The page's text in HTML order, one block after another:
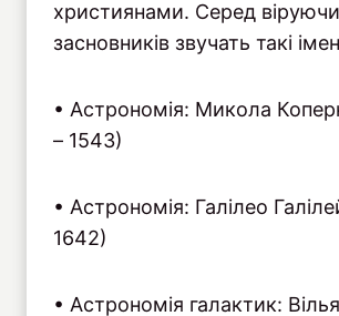
християнами. Серед
засновників звучать такі
• Астрономія: Микола
– 1543)
• Астрономія: Галілео
1642)
• Астрономія галактик: